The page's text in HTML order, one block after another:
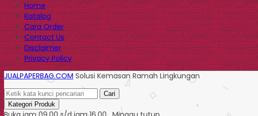
Home
Katalog
Cara Order
Contact Us
Disclaimer
Privacy Policy
JUALPAPERBAG.COM Solusi Kemasan Ramah Lingkungan
Cari
Kategori Produk